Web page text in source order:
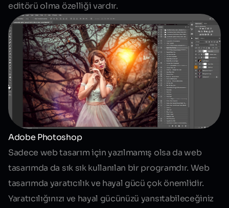
editörü olma özelliği vardır.
Adobe Photoshop
Sadece web tasarımiçin yazılmamış olsa da web
tasarımda da sık sık kullanılan bir programdır. Web
tasarımda yaratıcılık ve hayal gücü çok önemlidir.
Yaratıcılığınızı ve hayal gücünüzü yansıtabileceğiniz